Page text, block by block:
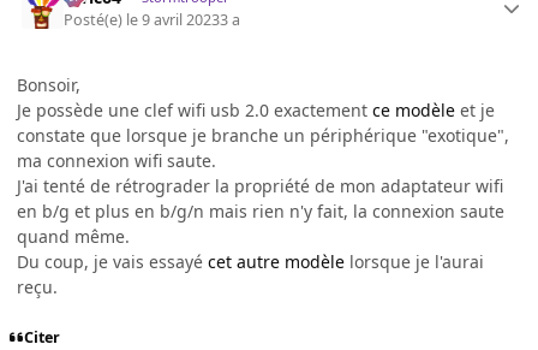
Posté(e) le 9 avril 20233 a
Bonsoir,
Je possède une clef wifi usb 2.0 exactement ce modèle et je
constate que lorsque je branche un périphérique "exotique",
ma connexion wifi saute.
J'ai tenté de rétrograder la propriété de mon adaptateur wifi
en b/g et plus en b/g/n mais rien n'y fait, la connexion saute
quand même.
Du coup, je vais essayé cet autre modèle lorsque je l'aurai
reçu.
Citer